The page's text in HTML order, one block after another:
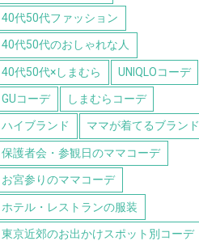
40代50代ファッション
40代50代のおしゃれな人
40代50代×しまむら UNIQLOコーデ
GUコーデ しまむらコーデ
ハイブランド ママが着てるブランド
保護者会・参観日のママコーデ
お宮参りのママコーデ
ホテル・レストランの服装
東京近郊のお出かけスポット別コーデ